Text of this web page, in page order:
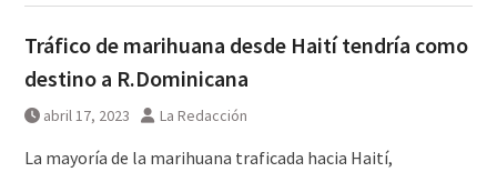
Tráfico de marihuana desde Haití tendría como
destino a R.Dominicana
abril 17, 2023 La Redacción
La mayoría de la marihuana traficada hacia Haití,